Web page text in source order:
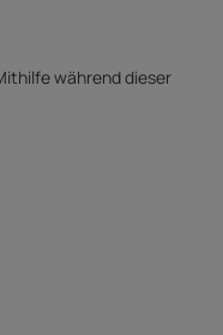
während dieser